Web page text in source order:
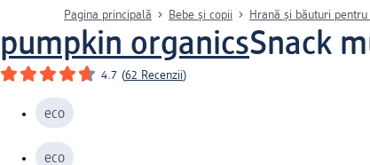
Pagina principală Bebe și copii Hrană și băuturi pentru
pumpkin organicsSnack
4.7 (62 Recenzii)
eco
eco